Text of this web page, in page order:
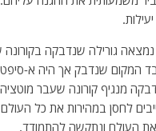
נמצאה גורילה שנדבקה
המקום שנדבק אך היה א-
מנגיף קורונה שעבר
לחסן במהירות את כל
את העולם ונתקשה להתמודד.